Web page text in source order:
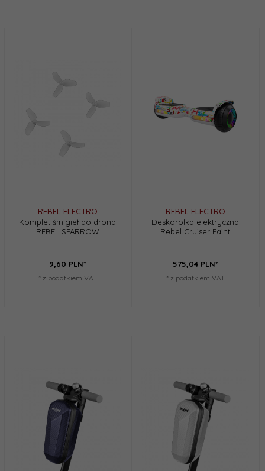
REBEL ELECTRO
Komplet śmigieł do drona
REBEL SPARROW
9,60 PLN*
* z podatkiem VAT
REBEL ELECTRO
Deskorolka elektryczna
Rebel Cruiser Paint
575,04 PLN*
* z podatkiem VAT